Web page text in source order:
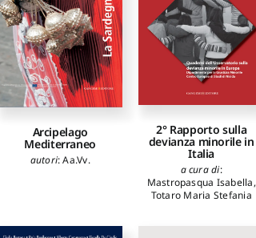
Arcipelago
Mediterraneo
autori:Aa.Vv.
2° Rapporto sulla
devianza minorile in
Italia
a cura di:
Mastropasqua Isabella,
Totaro Maria Stefania